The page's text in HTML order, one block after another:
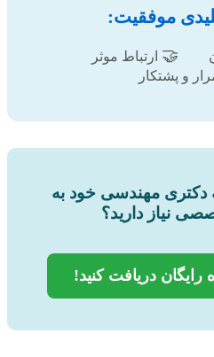
موفقیت:
🤝 ارتباط موثر
و پشتکار
دکتری مهندسی خود به
نیاز دارید؟
رایگان دریافت کنید!